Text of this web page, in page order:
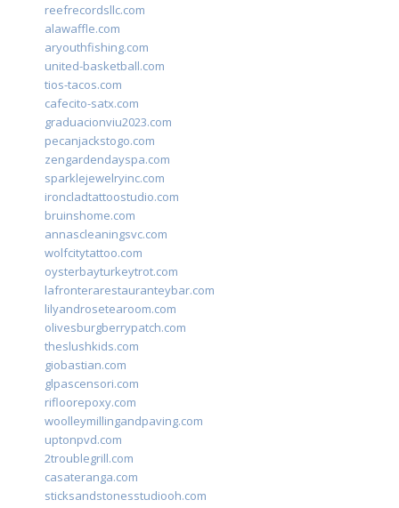
reefrecordsllc.com
alawaffle.com
aryouthfishing.com
united-basketball.com
tios-tacos.com
cafecito-satx.com
graduacionviu2023.com
pecanjackstogo.com
zengardendayspa.com
sparklejewelryinc.com
ironcladtattoostudio.com
bruinshome.com
annascleaningsvc.com
wolfcitytattoo.com
oysterbayturkeytrot.com
lafronterarestauranteybar.com
lilyandrosetearoom.com
olivesburgberrypatch.com
theslushkids.com
giobastian.com
glpascensori.com
rifloorepoxy.com
woolleymillingandpaving.com
uptonpvd.com
2troublegrill.com
casateranga.com
sticksandstonesstudiooh.com